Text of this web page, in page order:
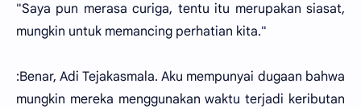
"Saya pun merasa curiga, tentu itu merupakan siasat,
mungkin untuk memancing perhatian kita."
:Benar, Adi Tejakasmala. Aku mempunyai dugaan bahwa
mungkin mereka menggunakan waktu terjadi keributan